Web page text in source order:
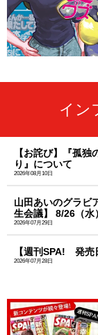
イン
【お詫び】『孤
り』について
2026年08月10日
山田あいのグラビ
生会議】 8/26（
2026年07月29日
【週刊SPA! 発売
2026年07月28日